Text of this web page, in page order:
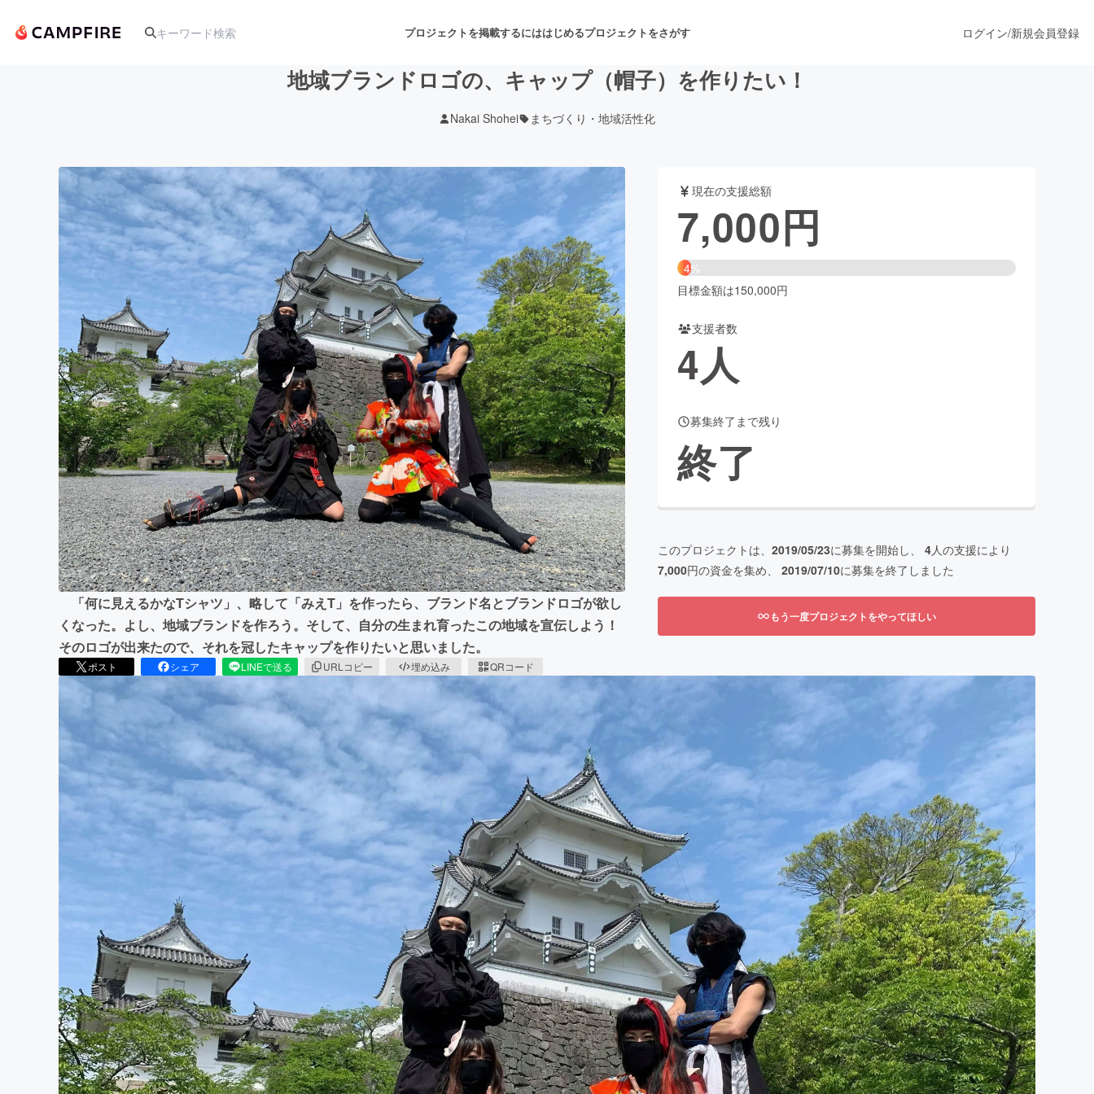
プロジェクトを掲載するにははじめるプロジェクトをさがす
アート・写真 音楽 舞台・パフォーマンス
テクノロジー・ガジェット ゲーム・サービス開発 フード・飲食店
書籍・雑誌出版 アニメ・漫画
ビジネス・起業 チャレンジ ビューティー・ヘルスケア
まちづくり・地域活性化
CAMPFIRE for Social GoodCAMPFIRE Creation
CAMPFIREふるさと納税machi-yaコミュニティ
ログイン/新規会員登録
地域ブランドロゴの、キャップ（帽子）を作りたい！
Nakai Shohei まちづくり・地域活性化
「何に見えるかなTシャツ」、略して「みえT」を作ったら、ブランド名とブランドロゴが欲し
くなった。よし、地域ブランドを作ろう。そして、自分の生まれ育ったこの地域を宣伝しよう！
そのロゴが出来たので、それを冠したキャップを作りたいと思いました。
ポスト シェア LINEで送る URLコピー 埋め込み QRコード
現在の支援総額
7,000円
4%
目標金額は150,000円
支援者数
4人
募集終了まで残り
終了
このプロジェクトは、 2019/05/23に募集を開始し、 4人の支援により
7,000円の資金を集め、 2019/07/10に募集を終了しました
もう一度プロジェクトをやってほしい